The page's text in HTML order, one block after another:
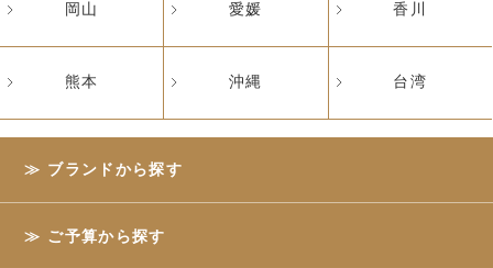
岡山 愛媛 香川
熊本 沖縄 台湾
ブランドから探す
ご予算から探す